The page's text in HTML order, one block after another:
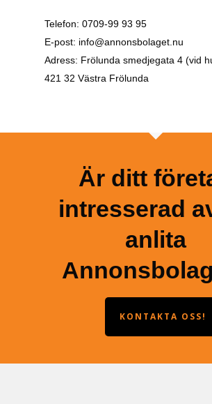
Telefon: 0709-99 93 95
E-post: info@annonsbolaget.nu
Adress: Frölunda smedjegata 4 (vid
421 32 Västra Frölunda
Är ditt
intresserad
anlita
KONTAKTA OSS!